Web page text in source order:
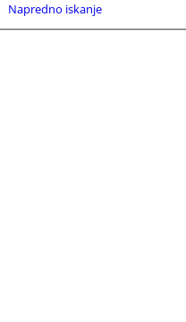
Napredno iskanje